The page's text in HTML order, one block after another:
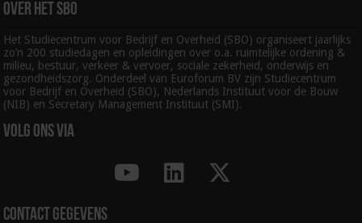
Over het SBO
Het Studiecentrum voor Bedrijf en Overheid (SBO) organiseert jaarlijks
zo’n 200 studiedagen en opleidingen over o.a. ruimtelijke ordening &
milieu, bestuur, verkeer & vervoer, sociale zekerheid, onderwijs en
gezondheidszorg. Onderdeel van Euroforum BV zijn Studiecentrum
voor Bedrijf en Overheid (SBO), Nederlands Instituut voor de Bouw
(NIB) en Secretary Management Instituut (SMI).
Volg ons via
Contact gegevens